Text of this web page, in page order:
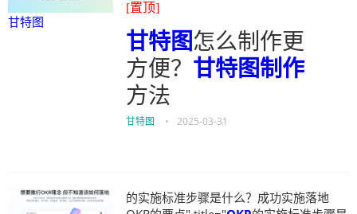
甘特图
[置顶]
甘特图怎么制作更
方便？ 甘特图制作
方法
甘特图 • 2025-03-31
的实施标准步骤是什么？成功实施落地